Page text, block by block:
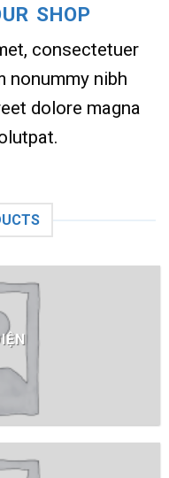
SHOP
consectetuer
nonummy nibh
dolore magna